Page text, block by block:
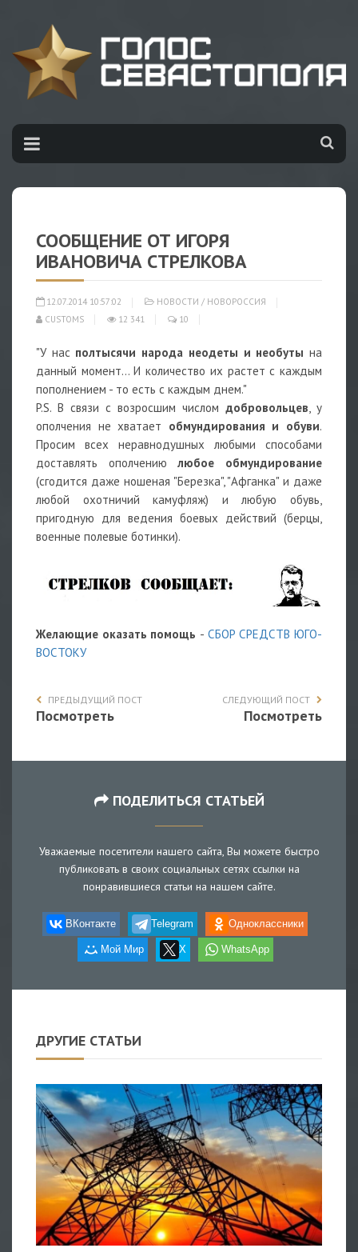
СООБЩЕНИЕ ОТ ИГОРЯ
ИВАНОВИЧА СТРЕЛКОВА
12.07.2014 10:57:02 НОВОСТИ / НОВОРОССИЯ
CUSTOMS
12 341 10
"У нас полтысячи народа неодеты и необуты на
данный момент... И количество их растет с каждым
пополнением - то есть с каждым днем."
P.S. В связи с возросшим числом добровольцев, у
ополчения не хватает обмундирования и обуви.
Просим всех неравнодушных любыми способами
доставлять ополчениюлюбое обмундирование
(сгодится даже ношеная "Березка", "Афганка" и даже
любой охотничий камуфляж) и любую обувь,
пригодную для ведения боевых действий (берцы,
военные полевые ботинки).
Желающие оказать помощь - СБОР СРЕДСТВ ЮГО-
ВОСТОКУ
ПРЕДЫДУЩИЙ ПОСТ
Посмотреть
СЛЕДУЮЩИЙ ПОСТ
Посмотреть
ПОДЕЛИТЬСЯ СТАТЬЕЙ
Уважаемые посетители нашего сайта, Вы можете быстро
публиковать в своих социальных сетях ссылки на
понравившиеся статьи на нашем сайте.
ВКонтакте Telegram Одноклассники
Мой Мир X WhatsApp
ДРУГИЕ СТАТЬИ